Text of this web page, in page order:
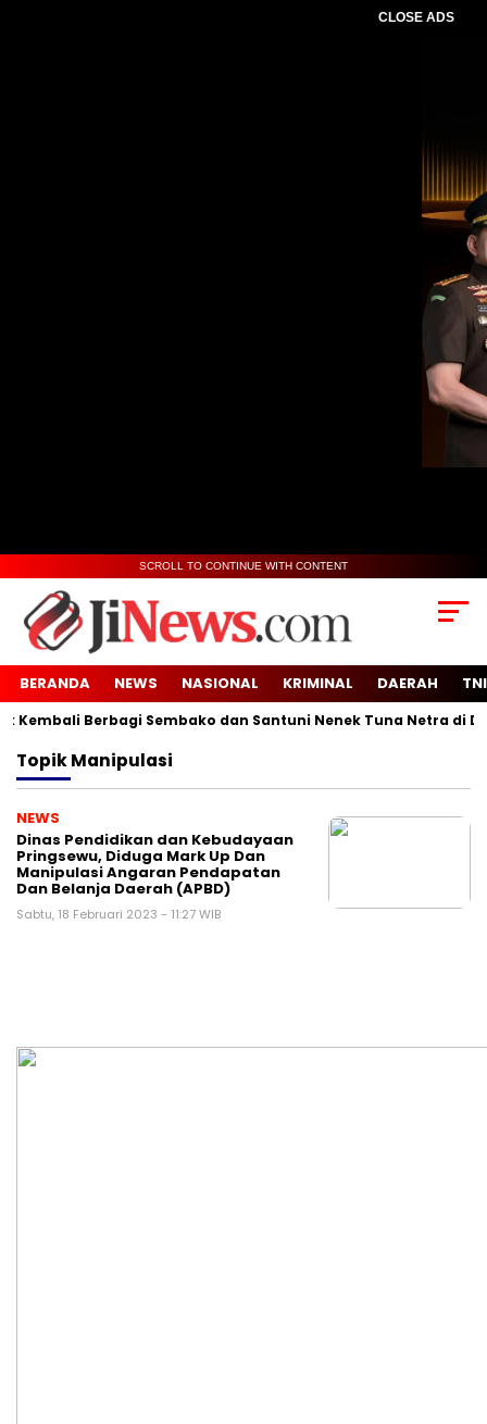
CLOSE ADS
SCROLL TO CONTINUE WITH CONTENT
BERANDA NEWS NASIONAL KRIMINAL DAERAH
Berbagi Sembako dan Santuni Nenek Tuna Netra di
TopikManipulasi
NEWS
Dinas Pendidikan dan Kebudayaan
Pringsewu, Diduga Mark Up Dan
Manipulasi Angaran Pendapatan
Dan Belanja Daerah (APBD)
Sabtu, 18 Februari 2023 - 11:27 WIB